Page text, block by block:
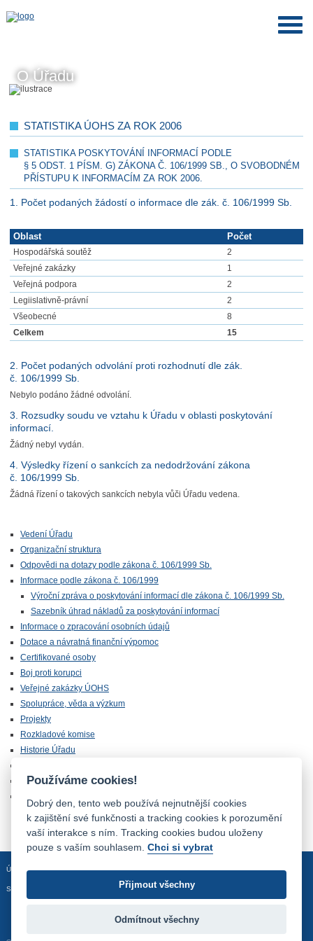
O Úřadu
STATISTIKA ÚOHS ZA ROK 2006
STATISTIKA POSKYTOVÁNÍ INFORMACÍ PODLE
§ 5 ODST. 1 PÍSM. G) ZÁKONA Č. 106/1999 SB., O SVOBODNÉM
PŘÍSTUPU K INFORMACÍM ZA ROK 2006.
1. Počet podaných žádostí o informace dle zák. č. 106/1999 Sb.
Oblast Počet
Hospodářská soutěž
2
Veřejné zakázky
1
Veřejná podpora
2
Legiislativně-právní
2
Všeobecné
8
Celkem
15
2. Počet podaných odvolání proti rozhodnutí dle zák.
č. 106/1999 Sb.
Nebylo podáno žádné odvolání.
3. Rozsudky soudu ve vztahu k Úřadu v oblasti poskytování
informací.
Žádný nebyl vydán.
4. Výsledky řízení o sankcích za nedodržování zákona
č. 106/1999 Sb.
Žádná řízení o takových sankcích nebyla vůči Úřadu vedena.
Vedení Úřadu
Organizační struktura
Odpovědi na dotazy podle zákona č. 106/1999 Sb.
Informace podle zákona č. 106/1999
Výroční zpráva o poskytování informací dle zákona č. 106/1999 Sb.
Sazebník úhrad nákladů za poskytování informací
Informace o zpracování osobních údajů
Dotace a návratná finanční výpomoc
Certifikované osoby
Boj proti korupci
Veřejné zakázky ÚOHS
Spolupráce, věda a výzkum
Projekty
Rozkladové komise
Historie Úřadu
Kariérní den
Úvodní stránka Mapa stránek Prohlášení o přístupnosti
Sledujte nás:
Používáme cookies!
Dobrý den, tento web používá nejnutnější cookies
k zajištění své funkčnosti a tracking cookies k porozumění
vaší interakce s ním. Tracking cookies budou uloženy
pouze s vaším souhlasem.Chci si vybrat
Přijmout všechny
Odmítnout všechny